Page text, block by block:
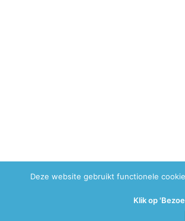
Deze website gebruikt functionele
Klik op